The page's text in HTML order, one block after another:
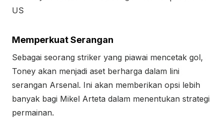
Memperkuat Serangan
Sebagai seorang striker yang piawai mencetak gol,
Toney akan menjadi aset berharga dalam lini
serangan Arsenal. Ini akan memberikan opsi lebih
banyak bagi Mikel Arteta dalam menentukan strategi
permainan.